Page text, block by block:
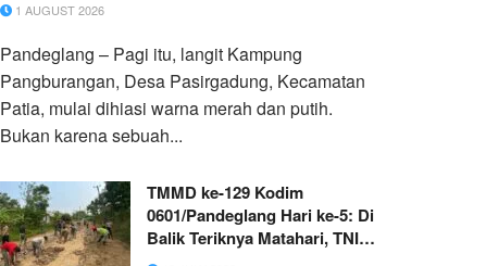
1 AUGUST 2026
Pandeglang – Pagi itu, langit Kampung
Pangburangan, Desa Pasirgadung, Kecamatan
Patia, mulai dihiasi warna merah dan putih.
Bukan karena sebuah...
TMMD ke-129 Kodim
0601/Pandeglang Hari ke-5: Di
Balik Teriknya Matahari, TNI
dan Warga Bahu Membahu